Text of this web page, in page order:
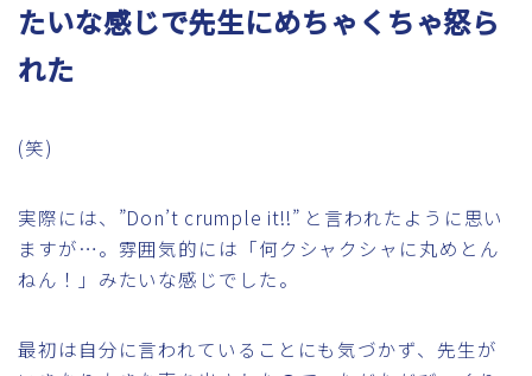
たいな感じで先生にめちゃくちゃ怒ら
れた
(笑)
実際には、”Don’t crumple it!!” と言われたように思い
ますが…。雰囲気的には「何クシャクシャに丸めとん
ねん！」みたいな感じでした。
最初は自分に言われていることにも気づかず、先生が